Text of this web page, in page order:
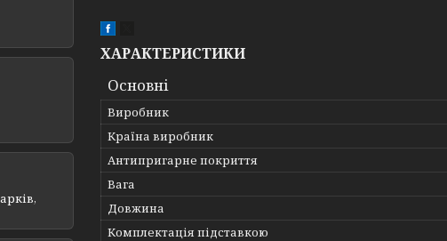
ХАРАКТЕРИСТИКИ
Основні
Виробник
Країна виробник
Антипригарне покриття
Вага
Довжина
Комплектація підставкою